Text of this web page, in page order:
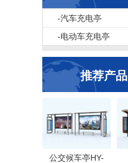
-汽车充电亭
-电动车充电亭
推荐产品
公交候车亭HY-